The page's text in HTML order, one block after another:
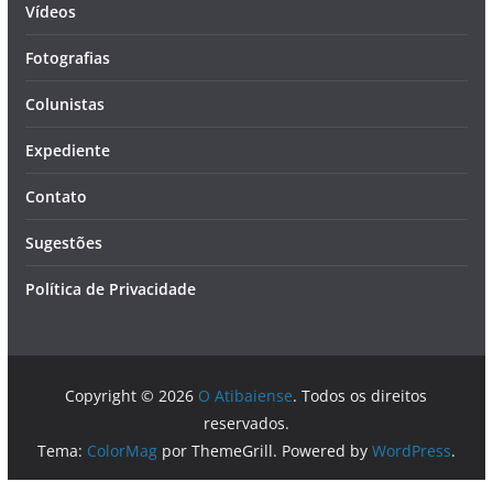
Vídeos
Fotografias
Colunistas
Expediente
Contato
Sugestões
Política de Privacidade
Copyright © 2026 O Atibaiense. Todos os direitos
reservados.
Tema: ColorMagpor ThemeGrill. Powered by WordPress.